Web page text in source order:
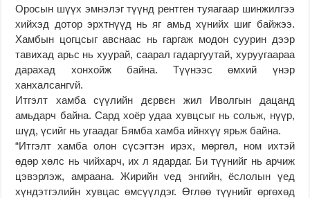
Оросын шүүх эмнэлэг түүнд рентген туяагаар шинжилгээ
хийхэд дотор эрхтнүүд нь яг амьд хүнийх шиг байжээ.
Хамбын цогцсыг авснаас нь гаргаж модон суурин дээр
тавихад арьс нь хуурай, саарал гадаргуутай, хуруугаараа
дарахад хонхойж байна. Түүнээс өмхий үнэр
ханхалсангvй.
Итгэлт хамба сүүлийн дєрвєн жил Иволгын дацанд
амьдарч байна. Сард хоёр удаа хувцсыг нь сольж, нүүр,
шүд, үсийг нь угаадаг Бямба хамба ийнхүү ярьж байна.
“Итгэлт хамба олон сүсэгтэн ирэх, мөргөл, ном ихтэй
өдөр хөлс нь чийхарч, их л ядардаг. Би түүнийг нь арчиж
цэвэрлэж, амраана. Жирийн vед энгийн, ёслолын үед
хүндэтгэлийн хувцас өмсүүлдэг. Өглөө түүнийг өргөхөд